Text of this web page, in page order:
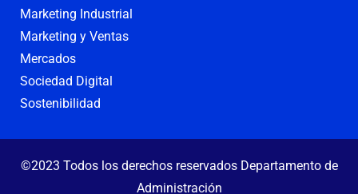
Marketing Industrial
Marketing y Ventas
Mercados
Sociedad Digital
Sostenibilidad
©2023 Todos los derechos reservados Departamento de
Administración